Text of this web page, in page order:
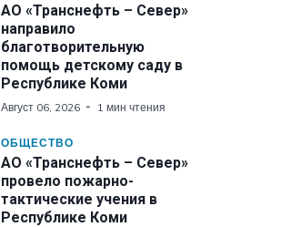
АО «Транснефть – Север»
направило
благотворительную
помощь детскому саду в
Республике Коми
Август 06, 2026 1 мин чтения
ОБЩЕСТВО
АО «Транснефть – Север»
провело пожарно-
тактические учения в
Республике Коми